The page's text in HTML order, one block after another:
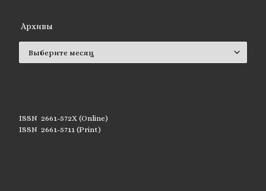
Архивы
ISSN 2661-572X (Online)
ISSN 2661-5711 (Print)